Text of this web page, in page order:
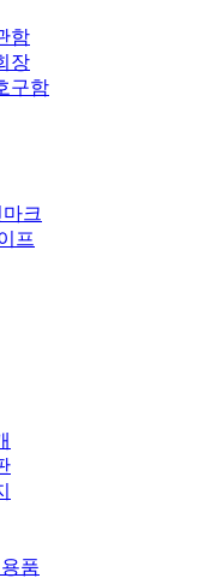
함
장
구함
크
프
품